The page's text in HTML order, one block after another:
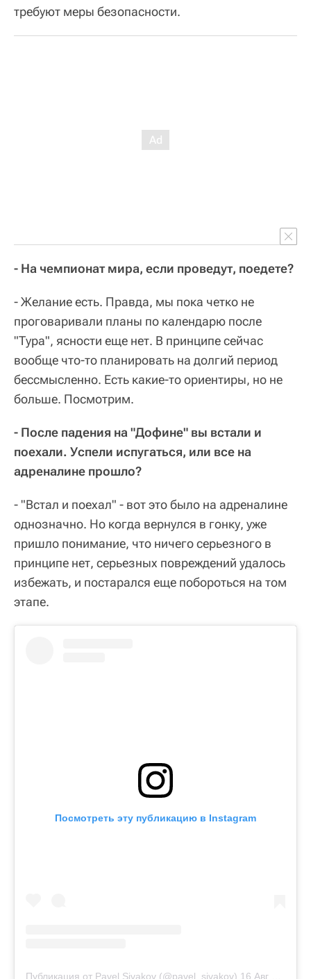
требуют меры безопасности.
- На чемпионат мира, если проведут, поедете?
- Желание есть. Правда, мы пока четко не
проговаривали планы по календарю после
"Тура", ясности еще нет. В принципе сейчас
вообще что-то планировать на долгий период
бессмысленно. Есть какие-то ориентиры, но не
больше. Посмотрим.
- После падения на "Дофине" вы встали и
поехали. Успели испугаться, или все на
адреналине прошло?
- "Встал и поехал" - вот это было на адреналине
однозначно. Но когда вернулся в гонку, уже
пришло понимание, что ничего серьезного в
принципе нет, серьезных повреждений удалось
избежать, и постарался еще побороться на том
этапе.
Посмотреть эту публикацию в Instagram
Публикация от Pavel Sivakov (@pavel_sivakov) 16 Авг 2020 в 10:28 PDT